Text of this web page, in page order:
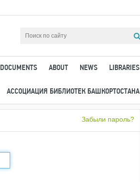
LIBRARIES
NEWS
ABOUT
DOCUMENTS
АССОЦИАЦИЯ БИБЛИОТЕК БАШКОРТОСТАНА
Забыли пароль?